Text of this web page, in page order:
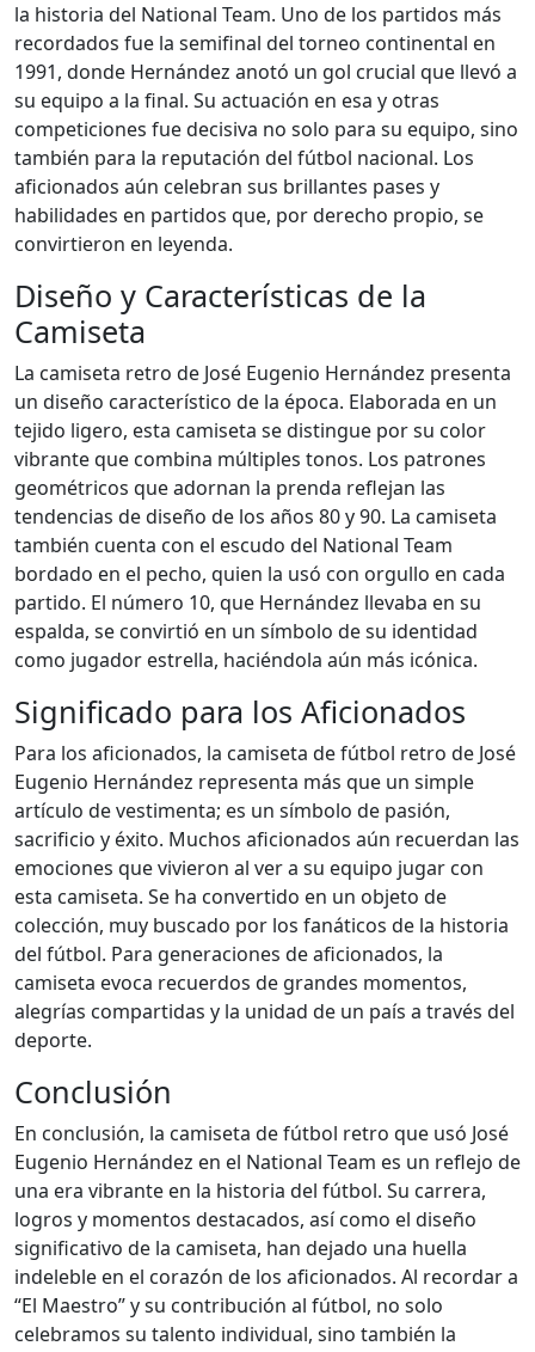
la historia del National Team. Uno de los partidos más
recordados fue la semifinal del torneo continental en
1991, donde Hernández anotó un gol crucial que llevó a
su equipo a la final. Su actuación en esa y otras
competiciones fue decisiva no solo para su equipo, sino
también para la reputación del fútbol nacional. Los
aficionados aún celebran sus brillantes pases y
habilidades en partidos que, por derecho propio, se
convirtieron en leyenda.
Diseño y Características de la
Camiseta
La camiseta retro de José Eugenio Hernández presenta
un diseño característico de la época. Elaborada en un
tejido ligero, esta camiseta se distingue por su color
vibrante que combina múltiples tonos. Los patrones
geométricos que adornan la prenda reflejan las
tendencias de diseño de los años 80 y 90. La camiseta
también cuenta con el escudo del National Team
bordado en el pecho, quien la usó con orgullo en cada
partido. El número 10, que Hernández llevaba en su
espalda, se convirtió en un símbolo de su identidad
como jugador estrella, haciéndola aún más icónica.
Significado para los Aficionados
Para los aficionados, la camiseta de fútbol retro de José
Eugenio Hernández representa más que un simple
artículo de vestimenta; es un símbolo de pasión,
sacrificio y éxito. Muchos aficionados aún recuerdan las
emociones que vivieron al ver a su equipo jugar con
esta camiseta. Se ha convertido en un objeto de
colección, muy buscado por los fanáticos de la historia
del fútbol. Para generaciones de aficionados, la
camiseta evoca recuerdos de grandes momentos,
alegrías compartidas y la unidad de un país a través del
deporte.
Conclusión
En conclusión, la camiseta de fútbol retro que usó José
Eugenio Hernández en el National Team es un reflejo de
una era vibrante en la historia del fútbol. Su carrera,
logros y momentos destacados, así como el diseño
significativo de la camiseta, han dejado una huella
indeleble en el corazón de los aficionados. Al recordar a
“El Maestro” y su contribución al fútbol, no solo
celebramos su talento individual, sino también la